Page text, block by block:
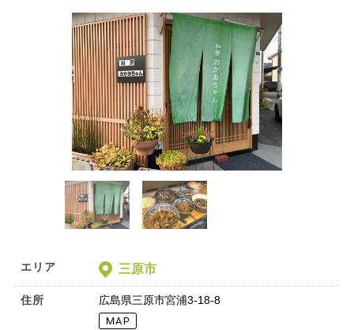
エリア 三原市
住所 広島県三原市宮浦3-18-8